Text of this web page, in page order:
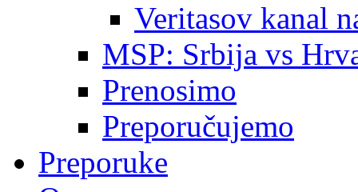
Veritasov kanal
MSP: Srbija vs
Prenosimo
Preporučujemo
Preporuke